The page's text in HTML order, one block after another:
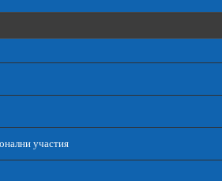
участия